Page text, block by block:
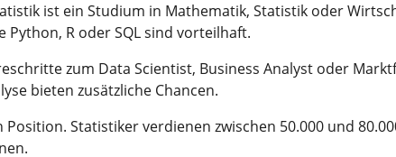
ist ein Studium in Mathematik, Statistik oder
R oder SQL sind vorteilhaft.
zum Data Scientist, Business Analyst oder
bieten zusätzliche Chancen.
Position. Statistiker verdienen zwischen 50.000 und